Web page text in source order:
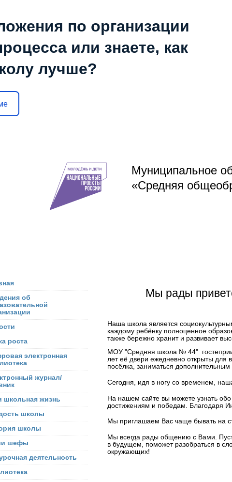
по организации
или знаете, как
лучше?
Муниципальное
«Средняя
об
роста
электронная
журнал/
школьная жизнь
школы
школы
шефы
деятельность
Мы рады
Наша школа является
каждому ребёнку полноценное
также бережно хранит и развивает
МОУ "Средняя школа № 44"
лет её двери ежедневно открыты для
посёлка, заниматься
Сегодня, идя в ногу со временем,
На нашем сайте вы можете узнать
достижениям и победам. Благодаря
Мы приглашаем Вас чаще бывать на
Мы всегда рады общению с Вами.
в будущем, поможет разобраться в
окружающих!